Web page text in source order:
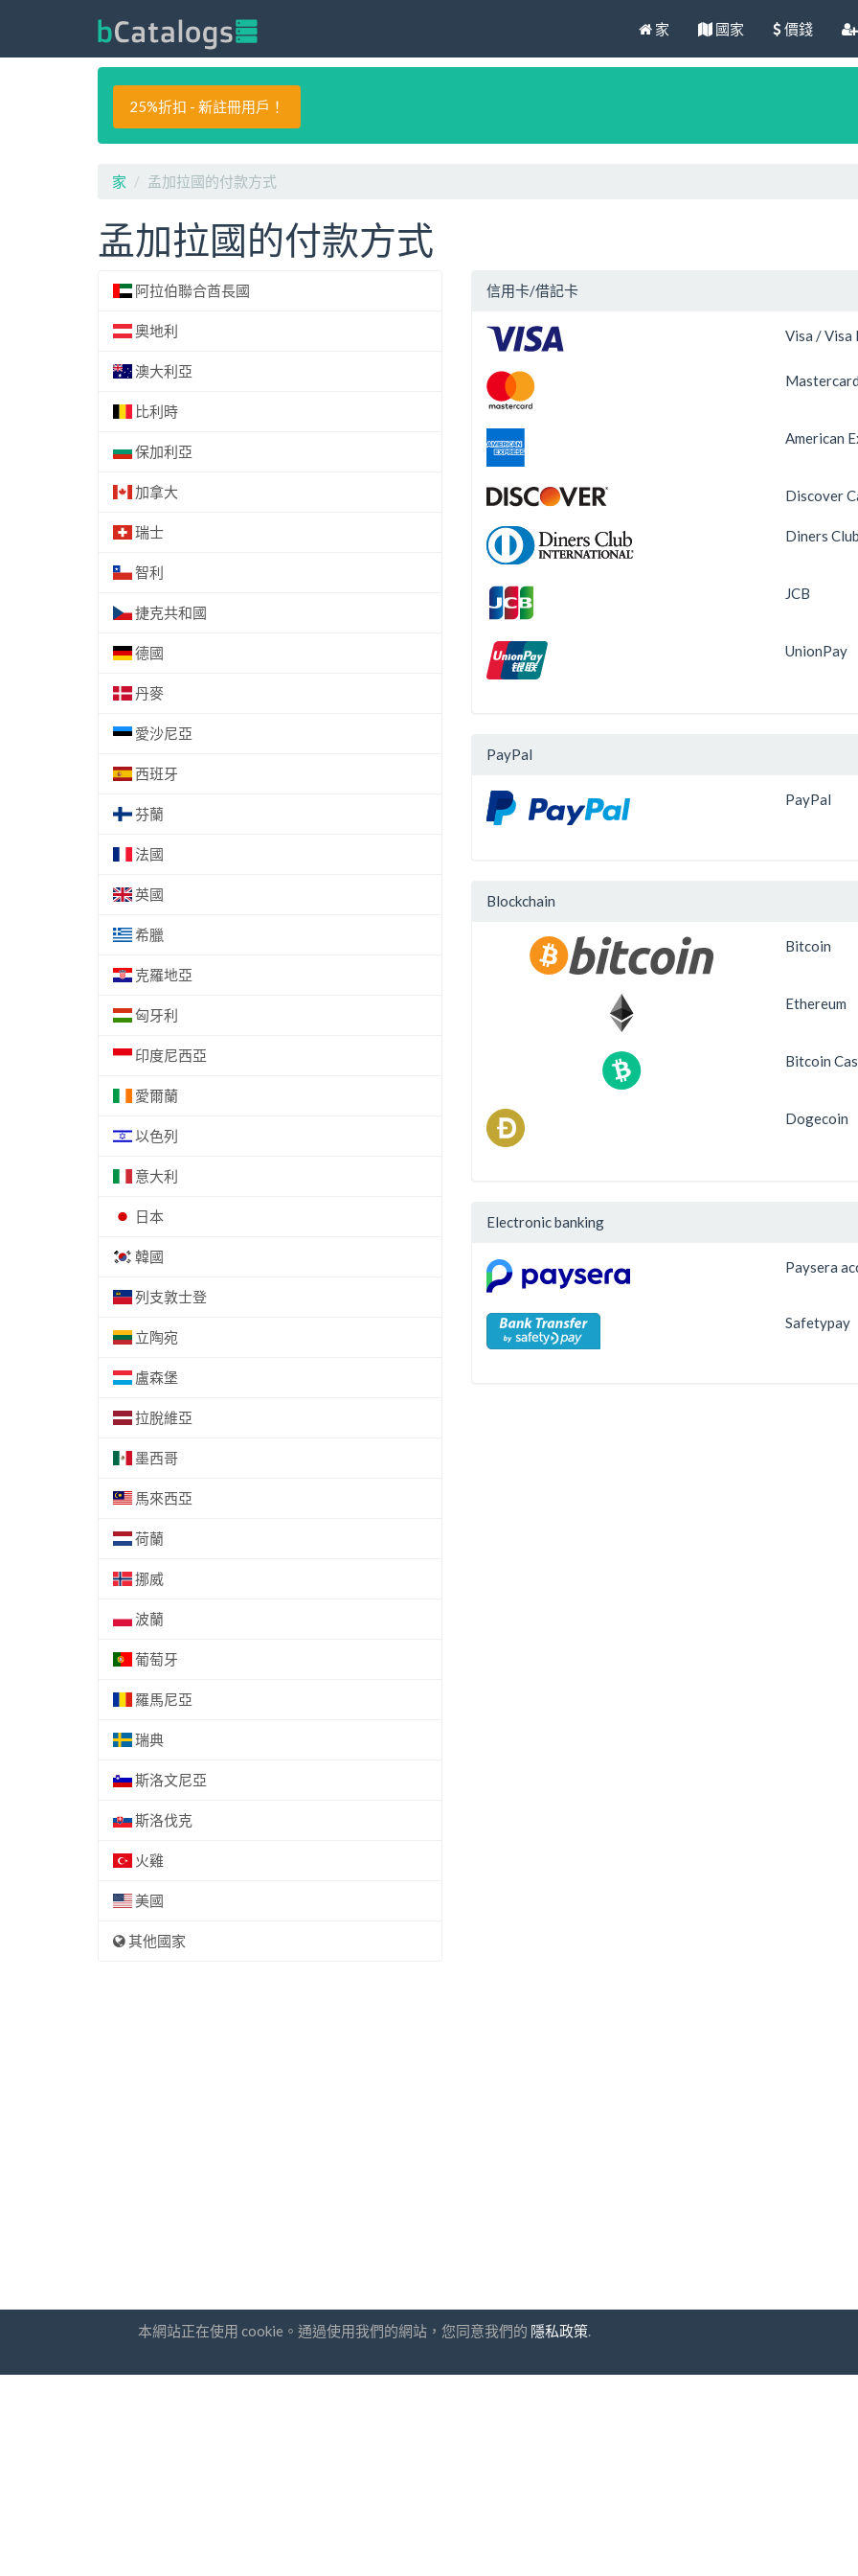
家 國家 價錢
25%折扣 - 新註冊用戶！
家 孟加拉國的付款方式
孟加拉國的付款方式
阿拉伯聯合酋長國
奧地利
澳大利亞
比利時
保加利亞
加拿大
瑞士
智利
捷克共和國
德國
丹麥
愛沙尼亞
西班牙
芬蘭
法國
英國
希臘
克羅地亞
匈牙利
印度尼西亞
愛爾蘭
以色列
意大利
日本
韓國
列支敦士登
立陶宛
盧森堡
拉脫維亞
墨西哥
馬來西亞
荷蘭
挪威
波蘭
葡萄牙
羅馬尼亞
瑞典
斯洛文尼亞
斯洛伐克
火雞
美國
其他國家
信用卡/借記卡
Visa / Visa
American
Discover
Diners Club
JCB
UnionPay
PayPal
PayPal
Blockchain
Bitcoin
Ethereum
Bitcoin
Dogecoin
Electronic banking
Paysera
Safetypay
本網站正在使用 cookie。通過使用我們的網站，您同意我們的 隱私政策.